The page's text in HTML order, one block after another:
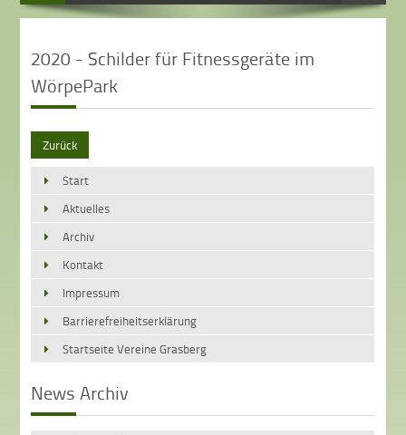
2020 - Schilder für Fitnessgeräte im
WörpePark
Zurück
Start
Aktuelles
Archiv
Kontakt
Impressum
Barrierefreiheitserklärung
Startseite Vereine Grasberg
News Archiv